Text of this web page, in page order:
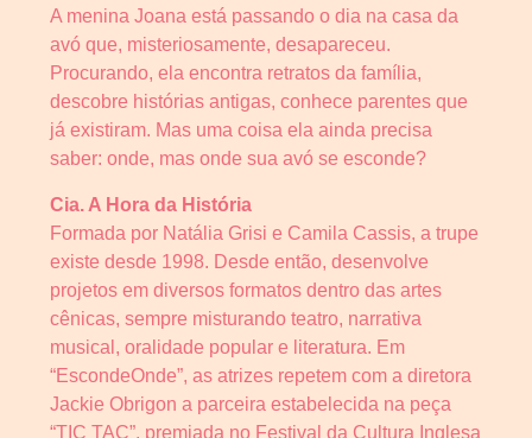
A menina Joana está passando o dia na casa da
avó que, misteriosamente, desapareceu.
Procurando, ela encontra retratos da família,
descobre histórias antigas, conhece parentes que
já existiram. Mas uma coisa ela ainda precisa
saber: onde, mas onde sua avó se esconde?
Cia. A Hora da História
Formada por Natália Grisi e Camila Cassis, a trupe
existe desde 1998. Desde então, desenvolve
projetos em diversos formatos dentro das artes
cênicas, sempre misturando teatro, narrativa
musical, oralidade popular e literatura. Em
“EscondeOnde”, as atrizes repetem com a diretora
Jackie Obrigon a parceira estabelecida na peça
“TIC TAC”, premiada no Festival da Cultura Inglesa